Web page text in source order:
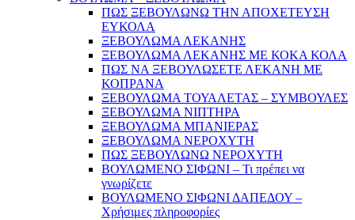
ΠΩΣ ΞΕΒΟΥΛΩΝΩ ΤΗΝ ΑΠΟΧΕΤΕΥΣΗ
ΕΥΚΟΛΑ
ΞΕΒΟΥΛΩΜΑ ΛΕΚΑΝΗΣ
ΞΕΒΟΥΛΩΜΑ ΛΕΚΑΝΗΣ ΜΕ ΚΟΚΑ ΚΟΛΑ
ΠΩΣ ΝΑ ΞΕΒΟΥΛΩΣΕΤΕ ΛΕΚΑΝΗ ΜΕ
ΚΟΠΡΑΝΑ
ΞΕΒΟΥΛΩΜΑ ΤΟΥΑΛΕΤΑΣ – ΣΥΜΒΟΥΛΕΣ
ΞΕΒΟΥΛΩΜΑ ΝΙΠΤΗΡΑ
ΞΕΒΟΥΛΩΜΑ ΜΠΑΝΙΕΡΑΣ
ΞΕΒΟΥΛΩΜΑ ΝΕΡΟΧΥΤΗ
ΠΩΣ ΞΕΒΟΥΛΩΝΩ ΝΕΡΟΧΥΤΗ
ΒΟΥΛΩΜΕΝΟ ΣΙΦΩΝΙ – Τι πρέπει να
γνωρίζετε
ΒΟΥΛΩΜΕΝΟ ΣΙΦΩΝΙ ΔΑΠΕΔΟΥ –
Χρήσιμες πληροφορίες